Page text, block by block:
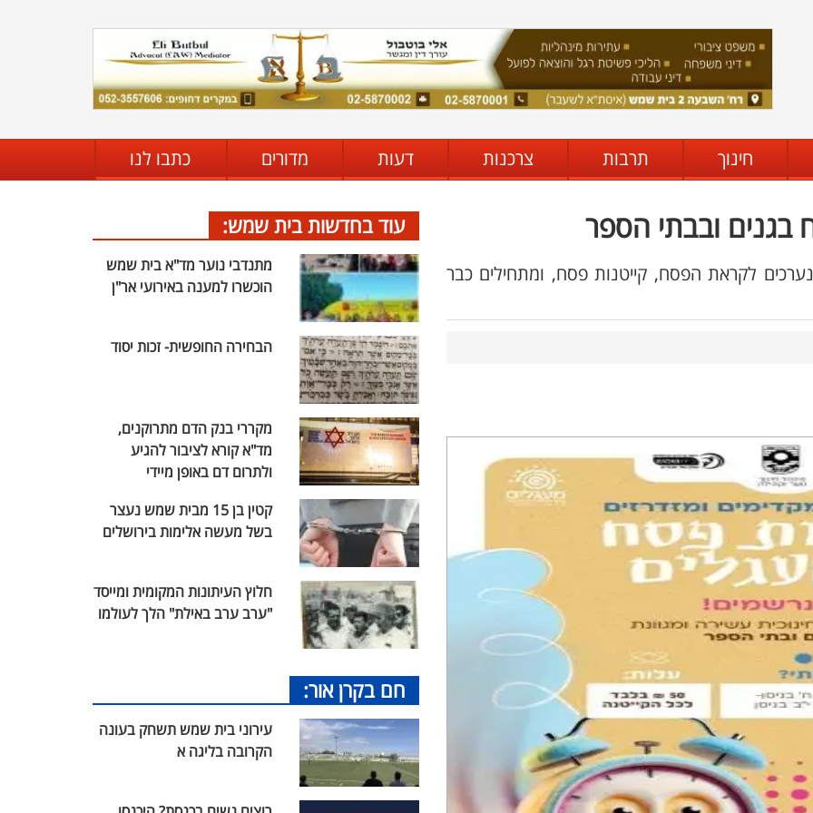
חינוך תרבות צרכנות דעות מדורים כתבו לנו
בגנים ובבתי הספר
לקראת הפסח, קייטנות פסח, ומתחילים כבר
עוד בחדשות בית שמש:
מתנדבי נוער מד"א בית שמש
הוכשרו למענה באירועי אר"ן
הבחירה החופשית- זכות יסוד
מקררי בנק הדם מתרוקנים,
מד"א קורא לציבור להגיע
ולתרום דם באופן מיידי
קטין בן 15 מבית שמש נעצר
בשל מעשה אלימות בירושלים
חלוץ העיתונות המקומית ומייסד
"ערב ערב באילת" הלך לעולמו
חם בקרן אור:
עירוני בית שמש תשחק בעונה
הקרובה בליגה א